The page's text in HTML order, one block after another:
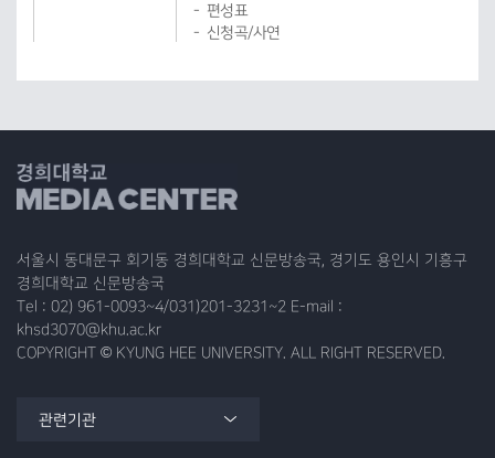
편성표
신청곡/사연
서울시 동대문구 회기동 경희대학교 신문방송국, 경기도 용인시 기흥구
경희대학교 신문방송국
Tel : 02) 961-0093~4/031)201-3231~2 E-mail :
khsd3070@khu.ac.kr
COPYRIGHT © KYUNG HEE UNIVERSITY. ALL RIGHT RESERVED.